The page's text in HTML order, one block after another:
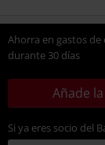
Ahorra en gastos
durante 30 días
Añade
Si ya eres socio del